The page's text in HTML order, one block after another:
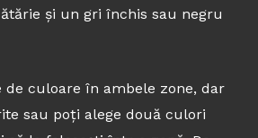
și un gri închis sau negru
de culoare în ambele zone, dar
sau poți alege două culori